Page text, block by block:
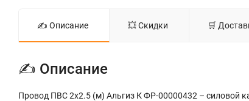
✍ Описание 💥 Скидки 🛒
✍ Описание
Провод ПВС 2х2.5 (м) Альгиз К ФР-00000432 – силовой